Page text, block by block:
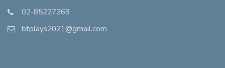
02-85227269
btplays2021@gmail.com